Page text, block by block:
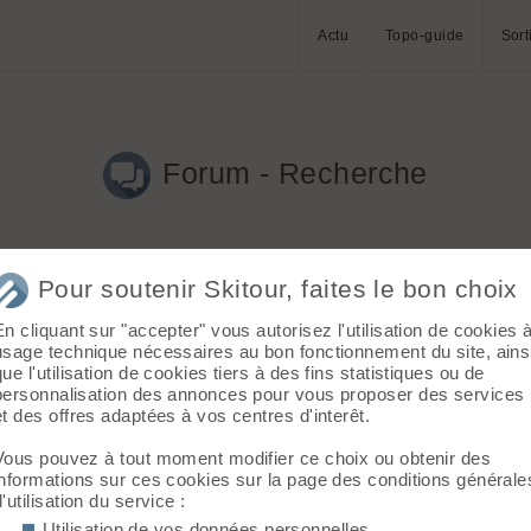
Actu Topo-guide
Forum - Recherche
à 17:36)
en ski, j'ai oublié mon casque un peu au-dessus de la
: votre avis
chihuahua4 que marre des écolos gauchistes qui nous
Pour soutenir Skitour, faites le bon choix
cliquant sur "accepter" vous autorisez l'utilisation de cookies à
technique nécessaires au bon fonctionnement du site,
l'utilisation de cookies tiers à des fins statistiques ou de
des annonces pour vous proposer des services
des offres adaptées à vos centres d'interêt.
pouvez à tout moment modifier ce choix ou obtenir des
sur ces cookies sur la page des conditions
du service :